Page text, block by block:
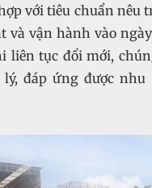
với tiêu chuẩn nêu
vận hành vào
liên tục đổi mới,
đáp ứng được